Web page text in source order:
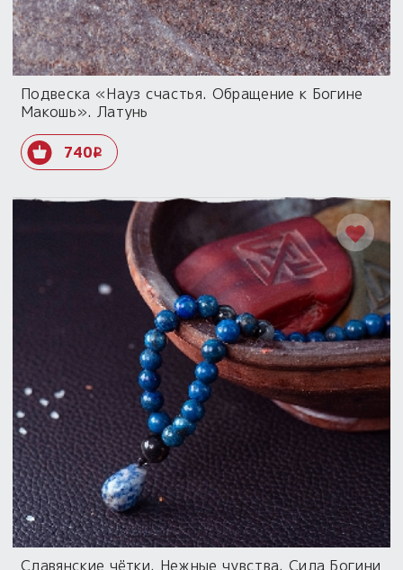
Подвеска «Науз счастья. Обращение к Богине
Макошь». Латунь
740i
Славянские чётки. Нежные чувства. Сила Богини